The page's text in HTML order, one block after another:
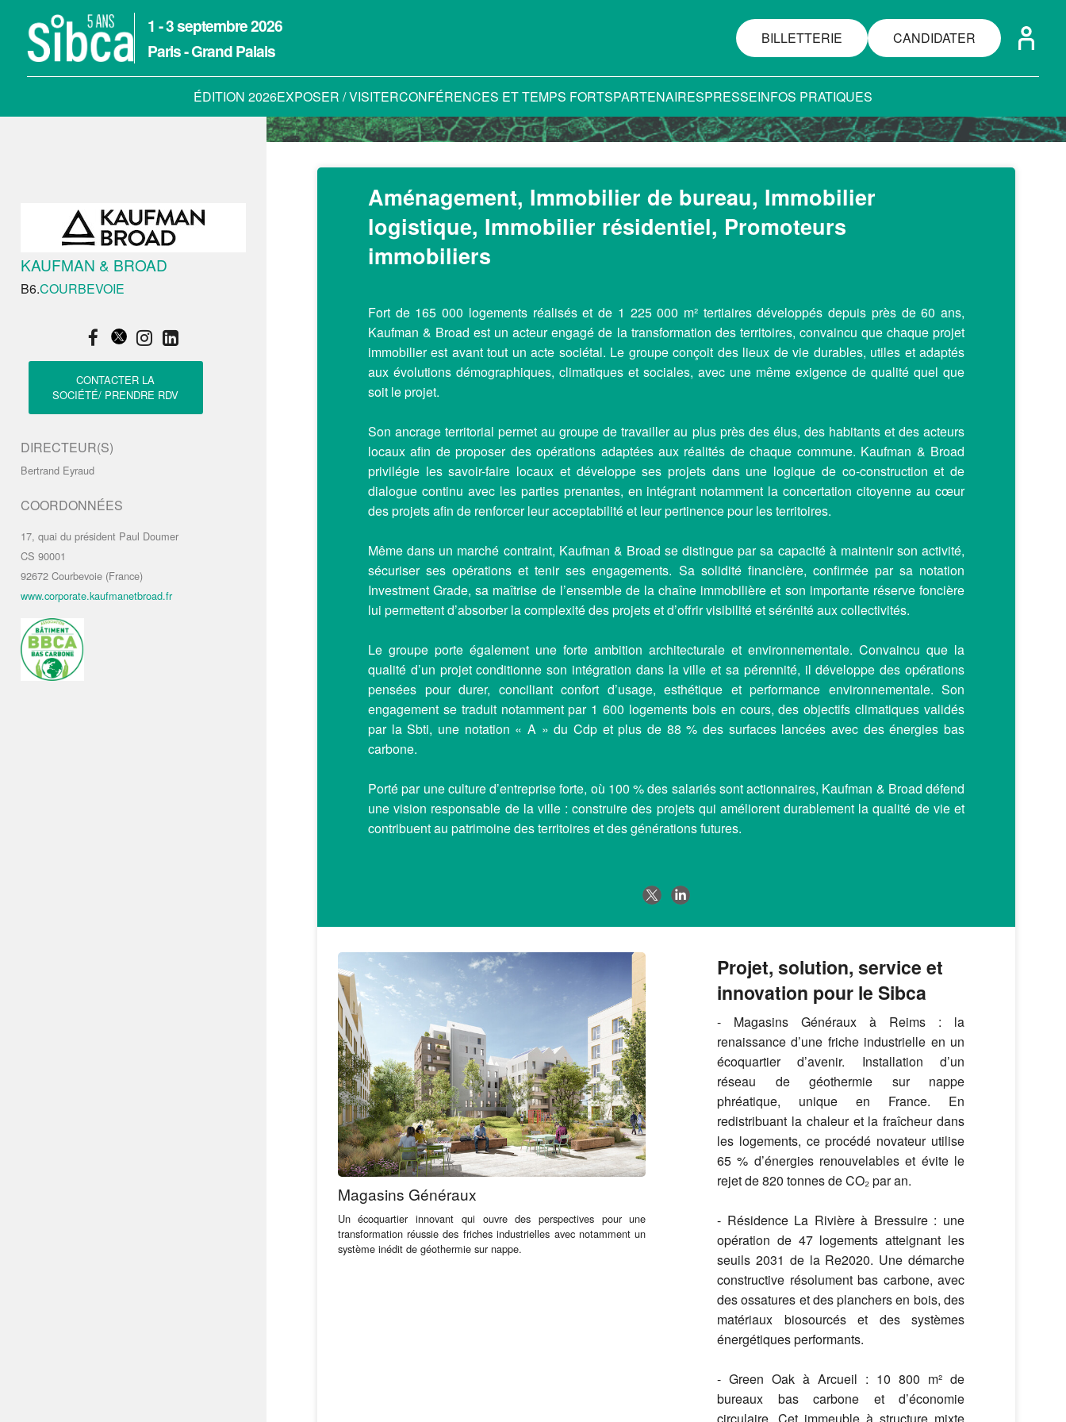
1 - 3 septembre 2026
Paris - Grand Palais
BILLETTERIE CANDIDATER
ÉDITION 2026EXPOSER / VISITERCONFÉRENCES ET TEMPS FORTSPARTENAIRESPRESSEINFOS PRATIQUES
KAUFMAN & BROAD
B6.COURBEVOIE
CONTACTER LA
SOCIÉTÉ/ PRENDRE RDV
DIRECTEUR(S)
Bertrand Eyraud
COORDONNÉES
17, quai du président Paul Doumer
CS 90001
92672 Courbevoie (France)
www.corporate.kaufmanetbroad.fr
Aménagement, Immobilier de bureau, Immobilier
logistique, Immobilier résidentiel, Promoteurs
immobiliers
Fort de 165 000 logements réalisés et de 1 225 000 m² tertiaires développés depuis près de 60 ans,
Kaufman & Broad est un acteur engagé de la transformation des territoires, convaincu que chaque projet
immobilier est avant tout un acte sociétal. Le groupe conçoit des lieux de vie durables, utiles et adaptés
aux évolutions démographiques, climatiques et sociales, avec une même exigence de qualité quel que
soit le projet.
Son ancrage territorial permet au groupe de travailler au plus près des élus, des habitants et des acteurs
locaux afin de proposer des opérations adaptées aux réalités de chaque commune. Kaufman & Broad
privilégie les savoir-faire locaux et développe ses projets dans une logique de co-construction et de
dialogue continu avec les parties prenantes, en intégrant notamment la concertation citoyenne au cœur
des projets afin de renforcer leur acceptabilité et leur pertinence pour les territoires.
Même dans un marché contraint, Kaufman & Broad se distingue par sa capacité à maintenir son activité,
sécuriser ses opérations et tenir ses engagements. Sa solidité financière, confirmée par sa notation
Investment Grade, sa maîtrise de l’ensemble de la chaîne immobilière et son importante réserve foncière
lui permettent d’absorber la complexité des projets et d’offrir visibilité et sérénité aux collectivités.
Le groupe porte également une forte ambition architecturale et environnementale. Convaincu que la
qualité d’un projet conditionne son intégration dans la ville et sa pérennité, il développe des opérations
pensées pour durer, conciliant confort d’usage, esthétique et performance environnementale. Son
engagement se traduit notamment par 1 600 logements bois en cours, des objectifs climatiques validés
par la Sbti, une notation « A » du Cdp et plus de 88 % des surfaces lancées avec des énergies bas
carbone.
Porté par une culture d’entreprise forte, où 100 % des salariés sont actionnaires, Kaufman & Broad défend
une vision responsable de la ville : construire des projets qui améliorent durablement la qualité de vie et
contribuent au patrimoine des territoires et des générations futures.
Magasins Généraux
Un écoquartier innovant qui ouvre des perspectives pour une
transformation réussie des friches industrielles avec notamment un
système inédit de géothermie sur nappe.
Projet, solution, service et
innovation pour le Sibca
- Magasins Généraux à Reims : la
renaissance d’une friche industrielle en un
écoquartier d’avenir. Installation d’un
réseau de géothermie sur nappe
phréatique, unique en France. En
redistribuant la chaleur et la fraîcheur dans
les logements, ce procédé novateur utilise
65 % d’énergies renouvelables et évite le
rejet de 820 tonnes de CO₂ par an.
- Résidence La Rivière à Bressuire : une
opération de 47 logements atteignant les
seuils 2031 de la Re2020. Une démarche
constructive résolument bas carbone, avec
des ossatures et des planchers en bois, des
matériaux biosourcés et des systèmes
énergétiques performants.
- Green Oak à Arcueil : 10 800 m² de
bureaux bas carbone et d’économie